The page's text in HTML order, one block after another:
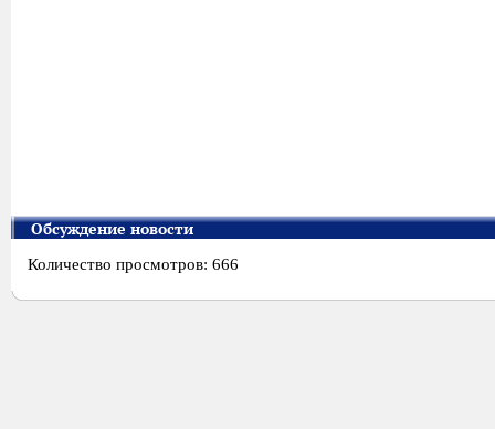
Обсуждение новости
Количество просмотров: 666